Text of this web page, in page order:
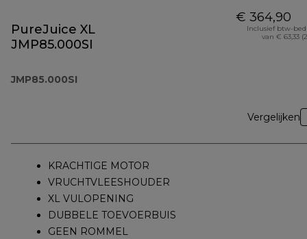
PureJuice XL
JMP85.000SI
JMP85.000SI
€ 364,90
Inclusief btw-
van € 63,33
Vergelijken
KRACHTIGE MOTOR
VRUCHTVLEESHOUDER
XL VULOPENING
DUBBELE TOEVOERBUIS
GEEN ROMMEL